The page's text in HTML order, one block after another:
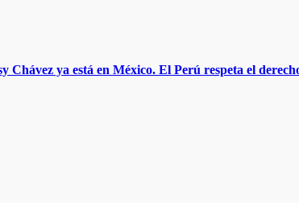
ya está en México. El Perú respeta el